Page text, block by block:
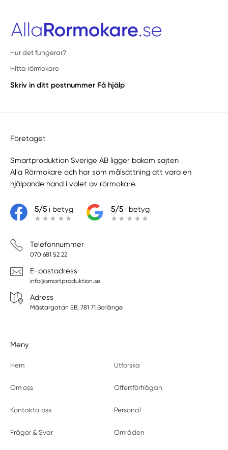
Hur det fungerar?
Hitta rörmokare
Skriv in ditt postnummer Få hjälp
Företaget
Smartproduktion Sverige AB ligger bakom sajten
Alla Rörmokare och har som målsättning att vara en
hjälpande hand i valet av rörmokare.
5/5i betyg 5/5i betyg
Telefonnummer
070 681 52 22
E-postadress
info@smartproduktion.se
Adress
Mästargatan 5B, 781 71 Borlänge
Meny
Hem Utforska
Om oss Offertförfrågan
Kontakta oss Personal
Frågor & Svar Områden